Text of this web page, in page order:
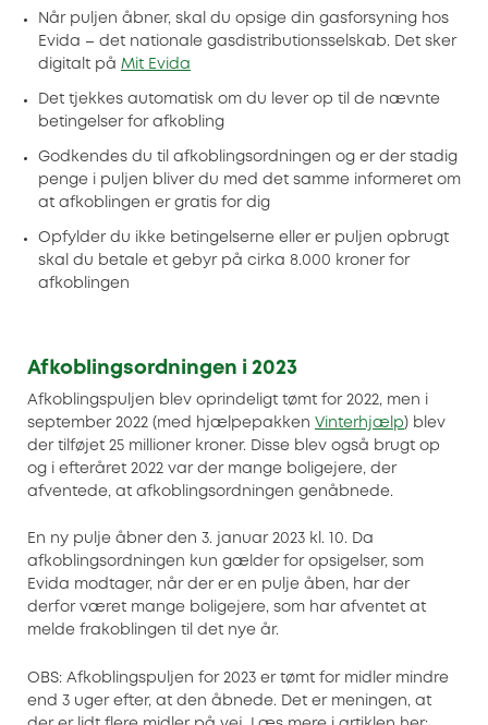
Når puljen åbner, skal du opsige din gasforsyning hos
Evida – det nationale gasdistributionsselskab. Det sker
digitalt på Mit Evida
Det tjekkes automatisk om du lever op til de nævnte
betingelser for afkobling
Godkendes du til afkoblingsordningen og er der stadig
penge i puljen bliver du med det samme informeret om
at afkoblingen er gratis for dig
Opfylder du ikke betingelserne eller er puljen opbrugt
skal du betale et gebyr på cirka 8.000 kroner for
afkoblingen
Afkoblingsordningen i 2023
Afkoblingspuljen blev oprindeligt tømt for 2022, men i
september 2022 (med hjælpepakken Vinterhjælp) blev
der tilføjet 25 millioner kroner. Disse blev også brugt op
og i efteråret 2022 var der mange boligejere, der
afventede, at afkoblingsordningen genåbnede.
En ny pulje åbner den 3. januar 2023 kl. 10. Da
afkoblingsordningen kun gælder for opsigelser, som
Evida modtager, når der er en pulje åben, har der
derfor været mange boligejere, som har afventet at
melde frakoblingen til det nye år.
OBS: Afkoblingspuljen for 2023 er tømt for midler mindre
end 3 uger efter, at den åbnede. Det er meningen, at